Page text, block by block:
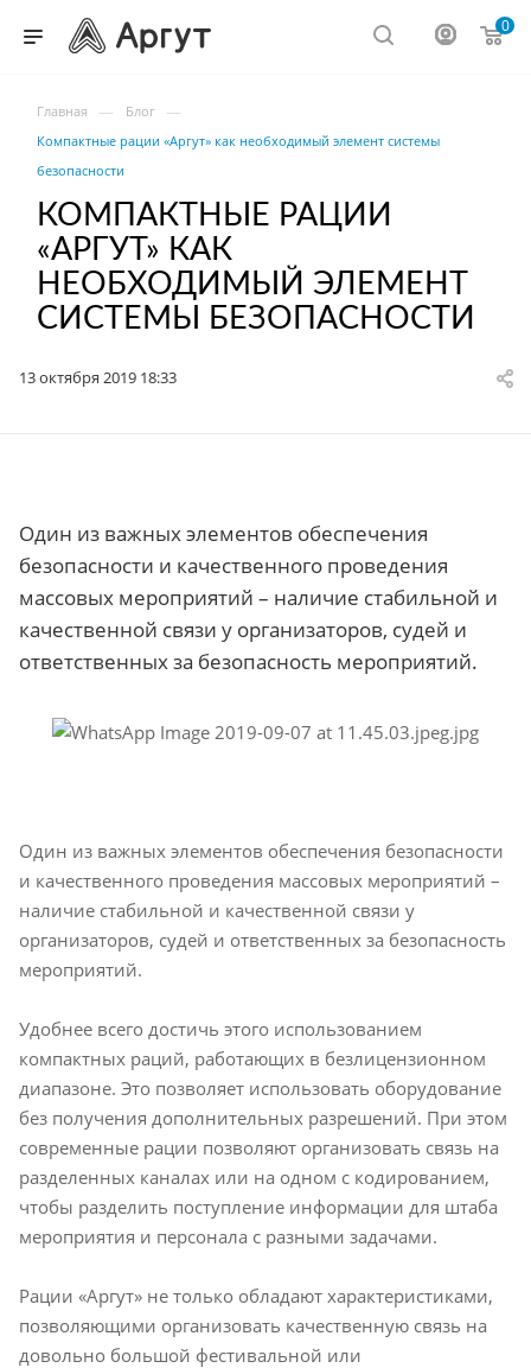
0
Главная — Блог —
Компактные рации «Аргут» как необходимый элемент системы
безопасности
КОМПАКТНЫЕ РАЦИИ
«АРГУТ» КАК
НЕОБХОДИМЫЙ ЭЛЕМЕНТ
СИСТЕМЫ БЕЗОПАСНОСТИ
13 октября 2019 18:33
Один из важных элементов обеспечения
безопасности и качественного проведения
массовых мероприятий – наличие стабильной и
качественной связи у организаторов, судей и
ответственных за безопасность мероприятий.
Один из важных элементов обеспечения безопасности
и качественного проведения массовых мероприятий –
наличие стабильной и качественной связи у
организаторов, судей и ответственных за безопасность
мероприятий.
Удобнее всего достичь этого использованием
компактных раций, работающих в безлицензионном
диапазоне. Это позволяет использовать оборудование
без получения дополнительных разрешений. При этом
современные рации позволяют организовать связь на
разделенных каналах или на одном с кодированием,
чтобы разделить поступление информации для штаба
мероприятия и персонала с разными задачами.
Рации «Аргут» не только обладают характеристиками,
позволяющими организовать качественную связь на
довольно большой фестивальной или